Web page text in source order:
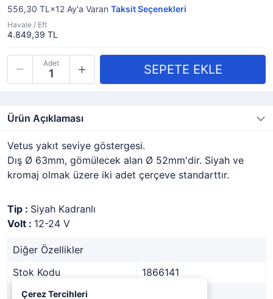
556,30 TL×12 Ay'a Varan Taksit Seçenekleri
Havale / Eft
4.849,39 TL
Adet
Ürün Açıklaması
Vetus yakıt seviye göstergesi.
Dış Ø 63mm, gömülecek alan Ø 52mm'dir. Siyah ve
kromaj olmak üzere iki adet çerçeve standarttır.
Tip : Siyah Kadranlı
Volt : 12-24 V
Diğer Özellikler
Stok Kodu
1866141
Marka
Çerez Tercihleri